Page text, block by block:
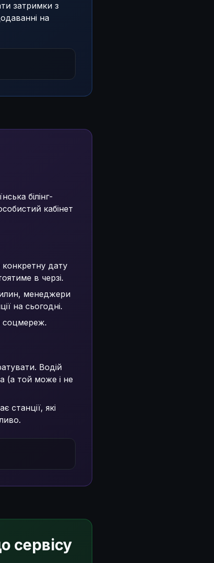
затримки з
на
білінг-
кабінет
конкретну дату
в черзі.
менеджери
на сьогодні.
соцмереж.
Водій
(а той може і не
станції, які
сервісу